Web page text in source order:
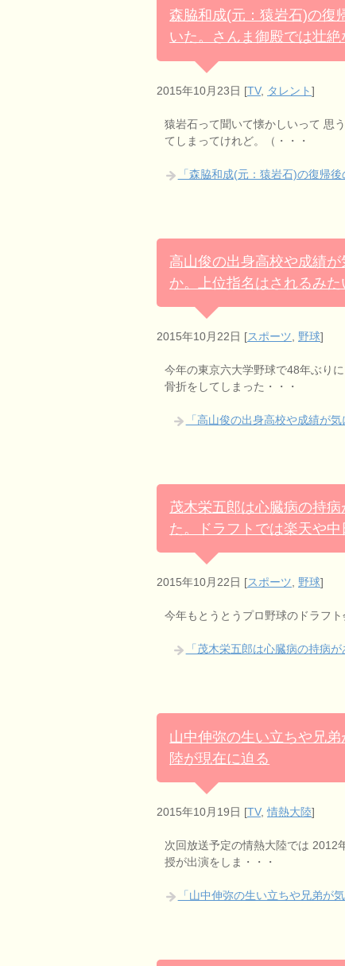
森脇和成(元：猿岩石)の復
いた。さんま御殿では壮絶
2015年10月23日 [TV, タレント]
猿岩石って聞いて懐かしいって 思
てしまってけれど。（・・・
「森脇和成(元：猿岩石)の復帰
高山俊の出身高校や成績
か。上位指名はされるみた
2015年10月22日 [スポーツ 野球]
今年の東京六大学野球で48年ぶり
骨折をしてしまった・・・
「高山俊の出身高校や成績が
茂木栄五郎は心臓病の持
た。ドラフトでは楽天や
2015年10月22日 [スポーツ, 野球]
今年もとうとうプロ野球のドラフ
「茂木栄五郎は心臓病の持病
山中伸弥の生い立ちや兄
陸が現在に迫る
2015年10月19日 [TV,情熱大陸]
次回放送予定の情熱大陸では 2012
授が出演をしま・・・
「山中伸弥の生い立ちや兄弟が